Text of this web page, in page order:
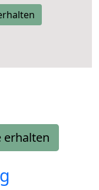
erhalten